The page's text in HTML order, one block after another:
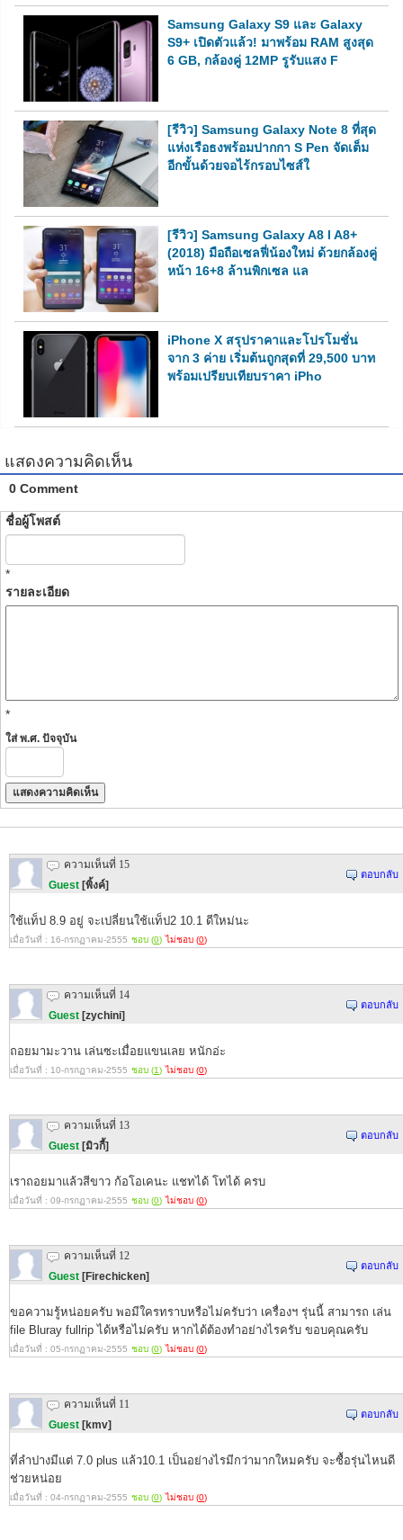
Samsung Galaxy S9 และ Galaxy
S9+ เปิดตัวแล้ว! มาพร้อม RAM สูงสุด
6 GB, กล้องคู่ 12MP รูรับแสง F
[รีวิว] Samsung Galaxy Note 8 ที่สุด
แห่งเรือธงพร้อมปากกา S Pen จัดเต็ม
อีกขั้นด้วยจอไร้กรอบไซส์ใ
[รีวิว] Samsung Galaxy A8 l A8+
(2018) มือถือเซลฟี่น้องใหม่ ด้วยกล้องคู่
หน้า 16+8 ล้านพิกเซล แล
iPhone X สรุปราคาและโปรโมชั่น
จาก 3 ค่าย เริ่มต้นถูกสุดที่ 29,500 บาท
พร้อมเปรียบเทียบราคา iPho
แสดงความคิดเห็น
0 Comment
ชื่อผู้โพสต์
*
รายละเอียด
*
ใส่ พ.ศ. ปัจจุบัน
ความเห็นที่ 15
Guest [พิ้งค์]
ตอบกลับ
ใช้แท็ป 8.9 อยู่ จะเปลี่ยนใช้แท็ป2 10.1 ดีใหม่นะ
เมื่อวันที่ : 16-กรกฏาคม-2555 ชอบ (0) ไม่ชอบ (0)
ความเห็นที่ 14
Guest [zychini]
ตอบกลับ
ถอยมามะวาน เล่นซะเมื่อยแขนเลย หนักอ่ะ
เมื่อวันที่ : 10-กรกฏาคม-2555 ชอบ (1) ไม่ชอบ (0)
ความเห็นที่ 13
Guest [มิวกี้]
ตอบกลับ
เราถอยมาแล้วสีขาว ก้อโอเคนะ แชทได้ โทได้ ครบ
เมื่อวันที่ : 09-กรกฏาคม-2555 ชอบ (0) ไม่ชอบ (0)
ความเห็นที่ 12
Guest [Firechicken]
ตอบกลับ
ขอความรู้หน่อยครับ พอมีใครทราบหรือไม่ครับว่า เครื่องฯ รุ่นนี้ สามารถ เล่น
file Bluray fullrip ได้หรือไม่ครับ หากได้ต้องทำอย่างไรครับ ขอบคุณครับ
เมื่อวันที่ : 05-กรกฏาคม-2555 ชอบ (0) ไม่ชอบ (0)
ความเห็นที่ 11
Guest [kmv]
ตอบกลับ
ที่ลำปางมีแต่ 7.0 plus แล้ว10.1 เป็นอย่างไรมีกว่ามากใหมครับ จะซื้อรุ่นไหนดี
ช่วยหน่อย
เมื่อวันที่ : 04-กรกฏาคม-2555 ชอบ (0) ไม่ชอบ (0)